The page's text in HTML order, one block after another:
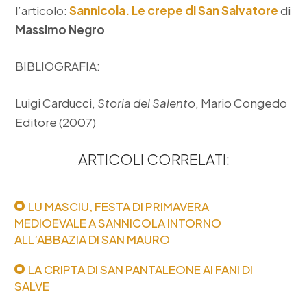
l’articolo:Sannicola. Le crepe di San Salvatoredi
Massimo Negro
BIBLIOGRAFIA:
Luigi Carducci, Storia del Salento, Mario Congedo
Editore (2007)
ARTICOLI CORRELATI:
LU MASCIU, FESTA DI PRIMAVERA
MEDIOEVALE A SANNICOLA INTORNO
ALL’ABBAZIA DI SAN MAURO
LA CRIPTA DI SAN PANTALEONE AI FANI DI
SALVE